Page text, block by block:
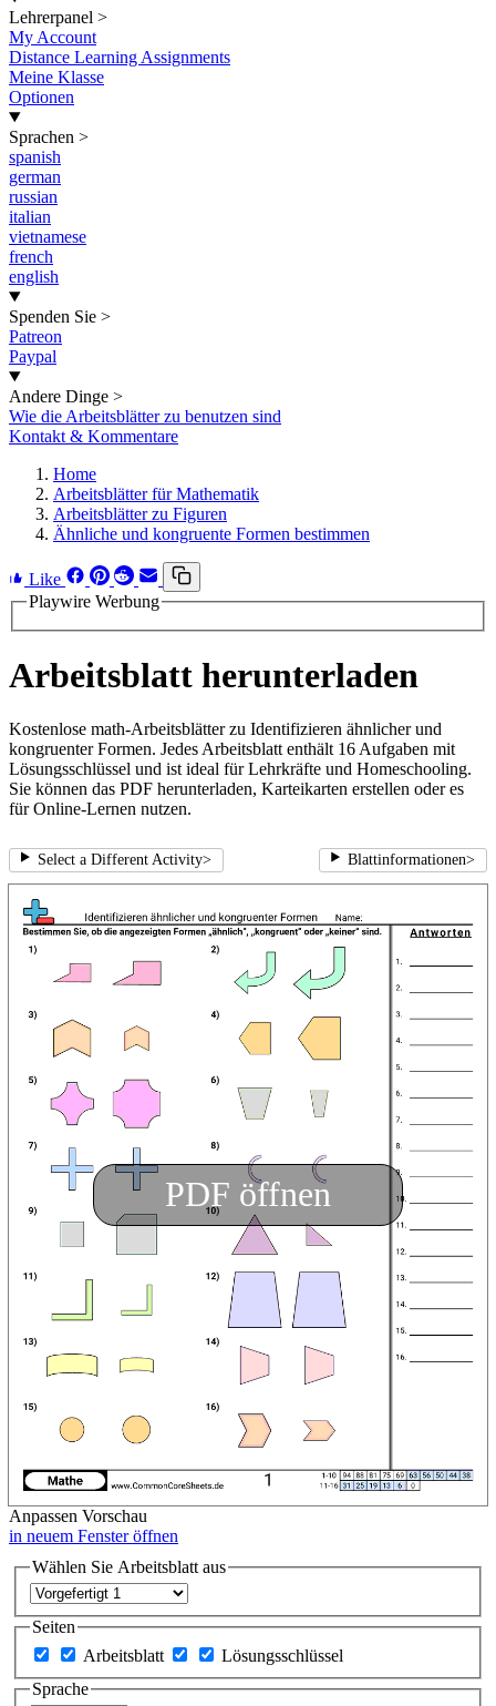
Lehrerpanel >
My Account
Distance Learning Assignments
Meine Klasse
Optionen
Sprachen >
spanish
german
russian
italian
vietnamese
french
english
Spenden Sie >
Patreon
Paypal
Andere Dinge >
Wie die Arbeitsblätter zu benutzen sind
Kontakt & Kommentare
Home
Arbeitsblätter für Mathematik
Arbeitsblätter zu Figuren
Ähnliche und kongruente Formen bestimmen
Like
Playwire Werbung
Arbeitsblatt herunterladen
Kostenlose math-Arbeitsblätter zu Identifizieren ähnlicher und
kongruenter Formen. Jedes Arbeitsblatt enthält 16 Aufgaben mit
Lösungsschlüssel und ist ideal für Lehrkräfte und Homeschooling.
Sie können das PDF herunterladen, Karteikarten erstellen oder es
für Online-Lernen nutzen.
Select a Different Activity> Blattinformationen>
PDF öffnen
Anpassen Vorschau
in neuem Fenster öffnen
Wählen Sie Arbeitsblatt aus
Seiten
Arbeitsblatt
Lösungsschlüssel
Sprache